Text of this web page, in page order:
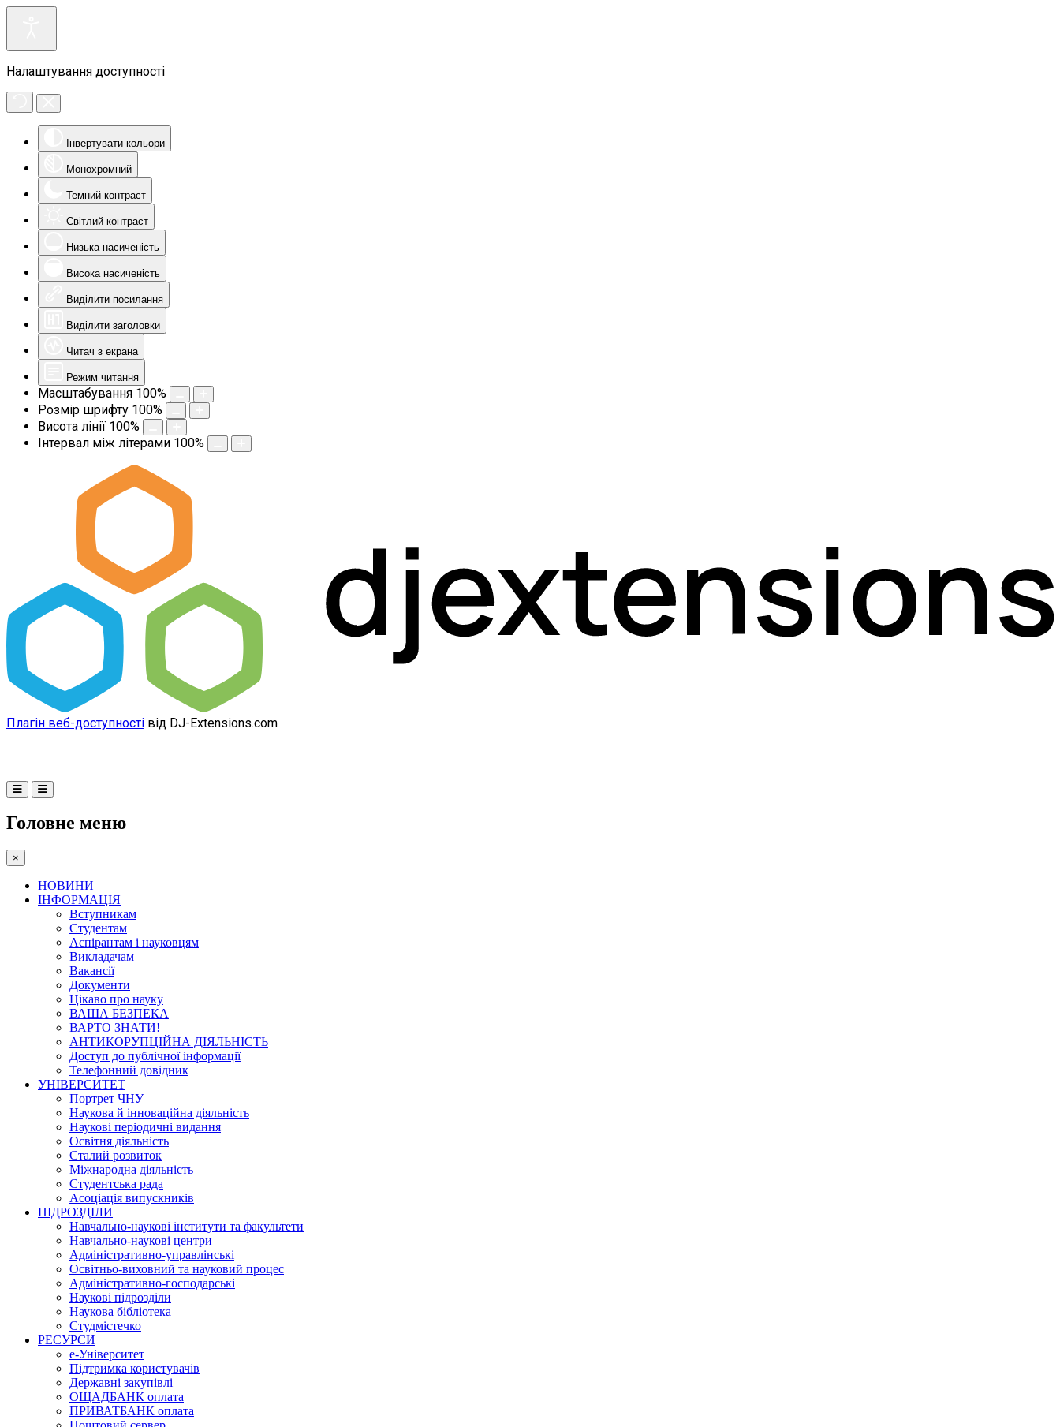
Налаштування доступності
Інвертувати кольори
Монохромний
Темний контраст
Світлий контраст
Низька насиченість
Висока насиченість
Виділити посилання
Виділити заголовки
Читач з екрана
Режим читання
Масштабування 100%
Розмір шрифту 100%
Висота лінії 100%
Інтервал між літерами 100%
Плагін веб-доступності від DJ-Extensions.com
Головне меню
×
НОВИНИ
ІНФОРМАЦІЯ
Вступникам
Студентам
Аспірантам і науковцям
Викладачам
Вакансії
Документи
Цікаво про науку
ВАША БЕЗПЕКА
ВАРТО ЗНАТИ!
АНТИКОРУПЦІЙНА ДІЯЛЬНІСТЬ
Доступ до публічної інформації
Телефонний довідник
УНІВЕРСИТЕТ
Портрет ЧНУ
Наукова й інноваційна діяльність
Наукові періодичні видання
Освітня діяльність
Сталий розвиток
Міжнародна діяльність
Студентська рада
Асоціація випускників
ПІДРОЗДІЛИ
Навчально-наукові інститути та факультети
Навчально-наукові центри
Адміністративно-управлінські
Освітньо-виховний та науковий процес
Адміністративно-господарські
Наукові підрозділи
Наукова бібліотека
Студмістечко
РЕСУРСИ
е-Університет
Підтримка користувачів
Державні закупівлі
ОЩАДБАНК оплата
ПРИВАТБАНК оплата